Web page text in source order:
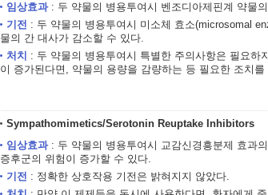
임상효과: 두 약물의 병용투여시 벤조디아제핀계 약물
기전 : 두 약물의 병용투여시 미소체 효소(microsomal
물의 간 대사가 감소할 수 있다.
처치 : 두 약물의 병용투여시 특별한 주의사항은 필요하
이 증가된다면, 약물의 용량을 감량하는 등 필요한 조치를
Sympathomimetics/Serotonin Reuptake Inhibitors
임상효과: 두 약물의 병용투여시 교감신경흥분제 효과
증후군의 위험이 증가할 수 있다.
기전 : 정확한 상호작용 기전은 밝혀지지 않았다.